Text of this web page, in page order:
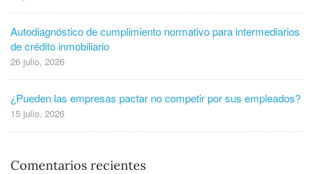
Autodiagnóstico de cumplimiento normativo para intermediarios
de crédito inmobiliario
26 julio, 2026
¿Pueden las empresas pactar no competir por sus empleados?
15 julio, 2026
Comentarios recientes